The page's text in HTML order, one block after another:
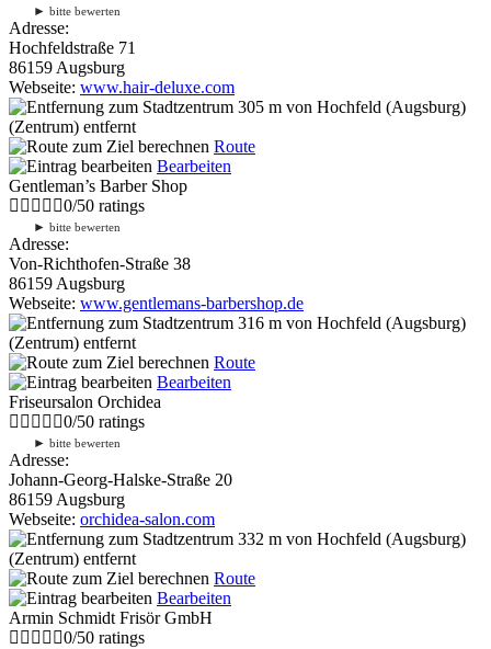
► bitte bewerten
Adresse:
Hochfeldstraße 71
86159 Augsburg
Webseite: www.hair-deluxe.com
305 m von Hochfeld (Augsburg)
(Zentrum) entfernt
Route
Bearbeiten
Gentleman’s Barber Shop
0/50 ratings
► bitte bewerten
Adresse:
Von-Richthofen-Straße 38
86159 Augsburg
Webseite: www.gentlemans-barbershop.de
316 m von Hochfeld (Augsburg)
(Zentrum) entfernt
Route
Bearbeiten
Friseursalon Orchidea
0/50 ratings
► bitte bewerten
Adresse:
Johann-Georg-Halske-Straße 20
86159 Augsburg
Webseite: orchidea-salon.com
332 m von Hochfeld (Augsburg)
(Zentrum) entfernt
Route
Bearbeiten
Armin Schmidt Frisör GmbH
0/50 ratings